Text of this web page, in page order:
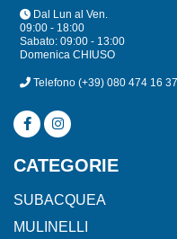
Dal Lun al Ven.
09:00 - 18:00
Sabato: 09:00 - 13:00
Domenica CHIUSO
Telefono (+39) 080 474 16 37
CATEGORIE
SUBACQUEA
MULINELLI